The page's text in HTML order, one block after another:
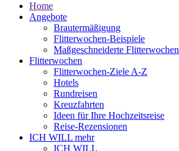
Home
Angebote
Brautermäßigung
Flitterwochen-Beispiele
Maßgeschneiderte Flitterwochen
Flitterwochen
Flitterwochen-Ziele A-Z
Hotels
Rundreisen
Kreuzfahrten
Ideen für Ihre Hochzeitsreise
Reise-Rezensionen
ICH WILL mehr
ICH WILL